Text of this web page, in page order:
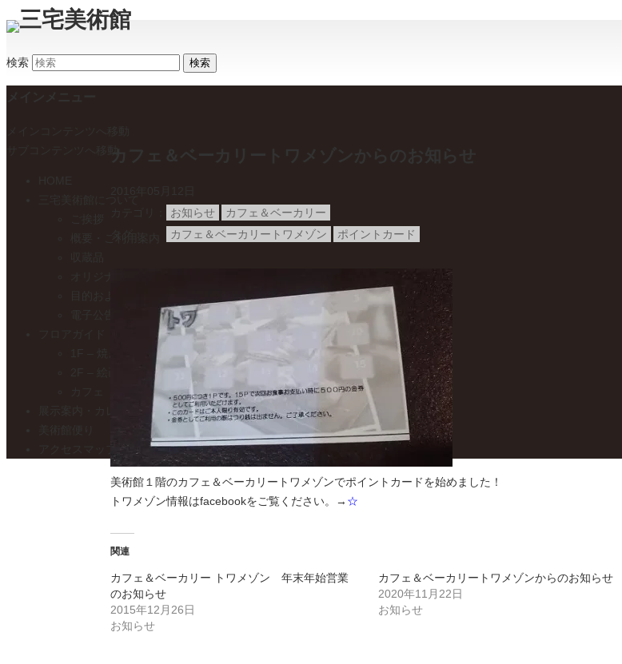
検索
1F – 焼き物展示室
カフェ トワ・メゾン
展示案内・カレンダー
お知らせ
カフェ＆ベーカリー
カフェ＆ベーカリートワメゾン ポイントカード
美術館１階のカフェ＆ベーカリートワメゾンでポイントカードを始めました！
トワメゾン情報はfacebookをご覧ください。→ ☆
関連
カフェ＆ベーカリー トワメゾン 年末年始営業
のお知らせ
2015年12月26日
お知らせ
カフェ＆ベーカリートワメゾンからのお知らせ
2020年11月22日
お知らせ